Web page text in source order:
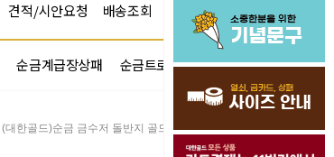
견적/시안요청 배송조회 시안확인 기념문구예문
순금계급장상패 순금트로피 순금기업반지
(대한골드)순금 금수저 돌반지 골드바 3.75g(1돈,한돈) 우드상패